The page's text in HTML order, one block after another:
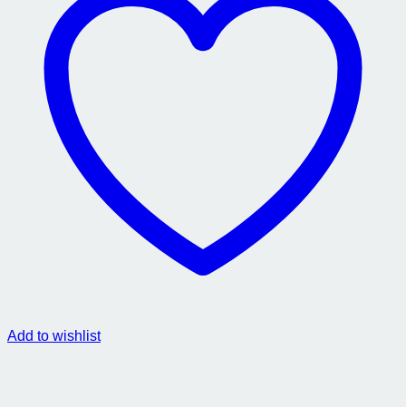
Add to wishlist